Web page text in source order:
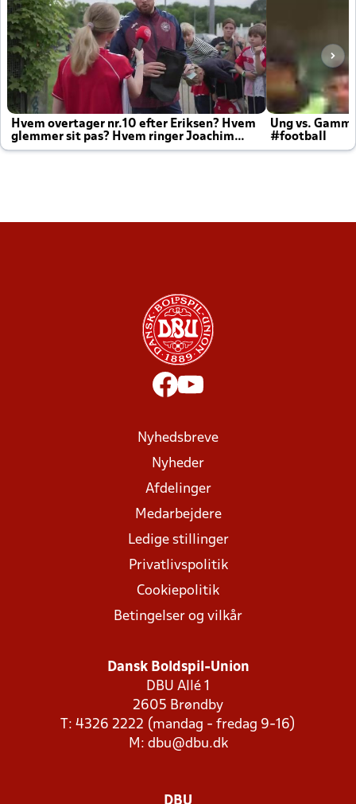
Hvem overtager nr.10 efter Eriksen? Hvem
glemmer sit pas? Hvem ringer Joachim
altid til efter kampe?
Ung vs.
#football
Nyhedsbreve
Nyheder
Afdelinger
Medarbejdere
Ledige stillinger
Privatlivspolitik
Cookiepolitik
Betingelser og vilkår
Dansk Boldspil-Union
DBU Allé 1
2605 Brøndby
T: 4326 2222 (mandag - fredag 9-16)
M: dbu@dbu.dk